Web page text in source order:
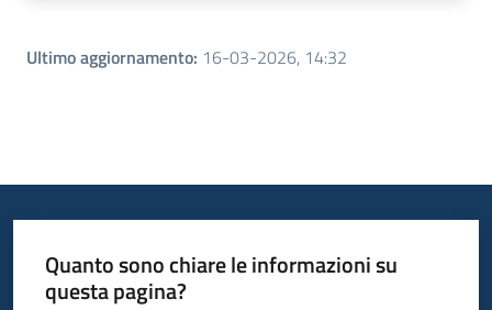
Ultimo aggiornamento: 16-03-2026, 14:32
Quanto sono chiare le informazioni su
questa pagina?